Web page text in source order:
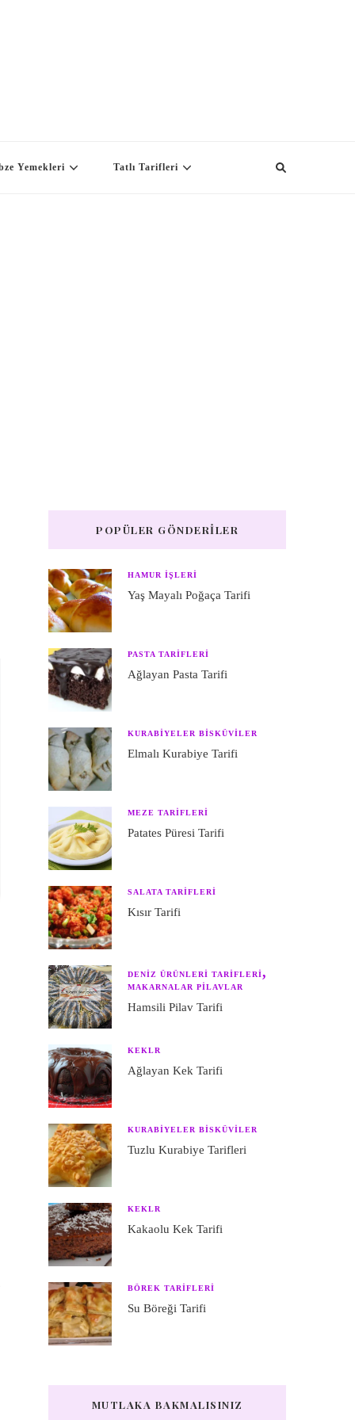
Yemekleri Tatlı Tarifleri
POPÜLER GÖNDERILER
HAMUR IŞLERI
Yaş Mayalı Poğaça Tarifi
PASTA TARIFLERI
Ağlayan Pasta Tarifi
KURABIYELER BISKÜVILER
Elmalı Kurabiye Tarifi
MEZE TARIFLERI
Patates Püresi Tarifi
SALATA TARIFLERI
Kısır Tarifi
DENIZ ÜRÜNLERI TARIFLERI
MAKARNALAR PILAVLAR
Hamsili Pilav Tarifi
KEKLR
Ağlayan Kek Tarifi
KURABIYELER BISKÜVILER
Tuzlu Kurabiye Tarifleri
KEKLR
Kakaolu Kek Tarifi
BÖREK TARIFLERI
Su Böreği Tarifi
MUTLAKA BAKMALISINIZ